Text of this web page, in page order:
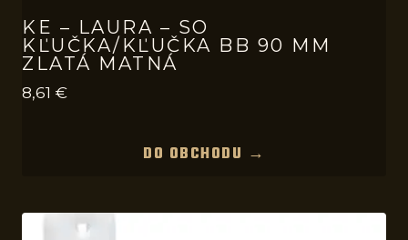
KE – LAURA – SO
KĽUČKA/KĽUČKA BB 90 MM
ZLATÁ MATNÁ
8,61 €
DO OBCHODU →